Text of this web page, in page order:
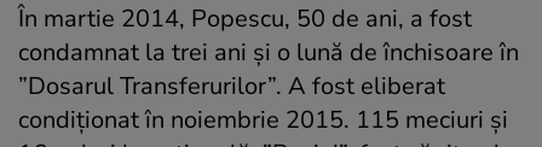
În martie 2014, Popescu, 50 de ani, a fost
condamnat la trei ani și o lună de închisoare în
”Dosarul Transferurilor”. A fost eliberat
condiționat în noiembrie 2015. 115 meciuri și